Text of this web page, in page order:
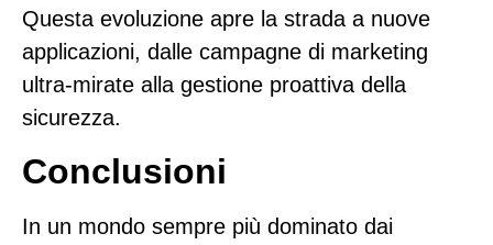
Questa evoluzione apre la strada a nuove
applicazioni, dalle campagne di marketing
ultra-mirate alla gestione proattiva della
sicurezza.
Conclusioni
In un mondo sempre più dominato dai